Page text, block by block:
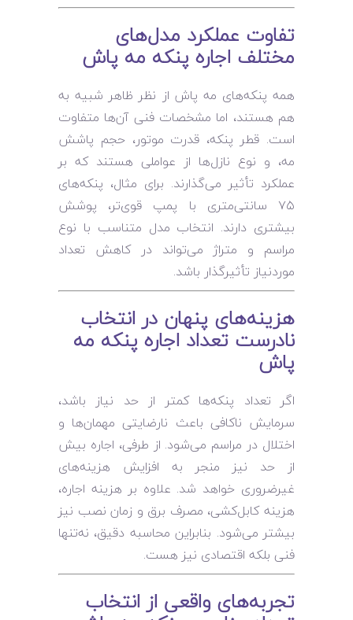
تفاوت عملکرد مدل‌های
مختلف اجاره پنکه مه پاش
همه پنکه‌های مه پاش از نظر ظاهر شبیه به
هم هستند، اما مشخصات فنی آن‌ها متفاوت
است. قطر پنکه، قدرت موتور، حجم پاشش
مه، و نوع نازل‌ها از عواملی هستند که بر
عملکرد تأثیر می‌گذارند. برای مثال، پنکه‌های
۷۵ سانتی‌متری با پمپ قوی‌تر، پوشش
بیشتری دارند. انتخاب مدل متناسب با نوع
مراسم و متراژ می‌تواند در کاهش تعداد
موردنیاز تأثیرگذار باشد.
هزینه‌های پنهان در انتخاب
نادرست تعداد اجاره پنکه مه
پاش
اگر تعداد پنکه‌ها کمتر از حد نیاز باشد،
سرمایش ناکافی باعث نارضایتی مهمان‌ها و
اختلال در مراسم می‌شود. از طرفی، اجاره بیش
از حد نیز منجر به افزایش هزینه‌های
غیرضروری خواهد شد. علاوه بر هزینه اجاره،
هزینه کابل‌کشی، مصرف برق و زمان نصب نیز
بیشتر می‌شود. بنابراین محاسبه دقیق، نه‌تنها
فنی بلکه اقتصادی نیز هست.
تجربه‌های واقعی از انتخاب